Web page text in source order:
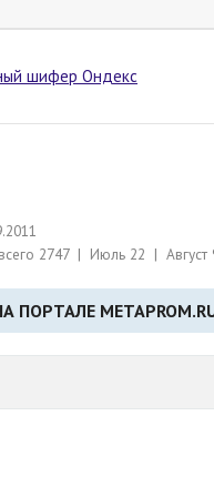
шифер Ондекс
всего 2747 | Июль 22 | Август